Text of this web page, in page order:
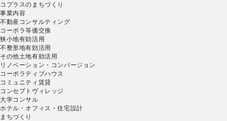
コプラスのまちづくり
事業内容
不動産コンサルティング
コーポラ等価交換
狭小地有効活用
不整形地有効活用
その他土地有効活用
リノベーション・コンバージョン
コーポラティブハウス
コミュニティ賃貸
コンセプトヴィレッジ
大学コンサル
ホテル・オフィス・住宅設計
まちづくり